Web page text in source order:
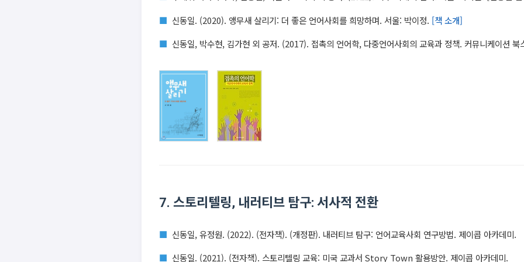
신동일. (2020). 앵무새 살리기: 더 좋은 언어사회를 희망하며. 서울: 박이정. [책 소개]
신동일, 박수현, 김가현 외 공저. (2017). 접촉의 언어학, 다중언어사회의 교육과 정책. 커뮤니케이션 북
7. 스토리텔링, 내러티브 탐구: 서사적 전환
신동일, 유정원. (2022). (전자책). (개정판). 내러티브 탐구: 언어교육사회 연구방법. 제이콥 아카데미.
신동일. (2021). (전자책). 스토리텔링 교육: 미국 교과서 Story Town 활용방안. 제이콥 아카데미.